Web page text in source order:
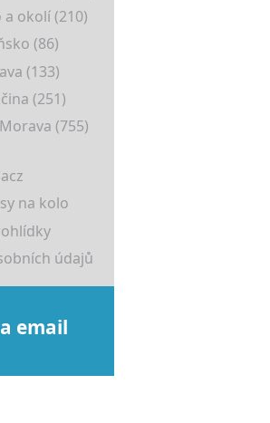
okolí (210)
(86)
(133)
(251)
(755)
na kolo
údajů
email